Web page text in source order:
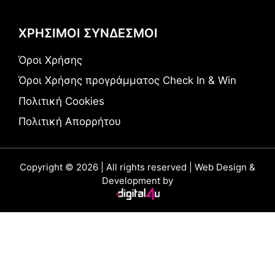
ΧΡΗΣΙΜΟΙ ΣΥΝΔΕΣΜΟΙ
Όροι Χρήσης
Όροι Χρήσης προγράμματος Check In & Win
Πολιτική Cookies
Πολιτική Απορρήτου
Copyright © 2026 | All rights reserved | Web Design &
Development by